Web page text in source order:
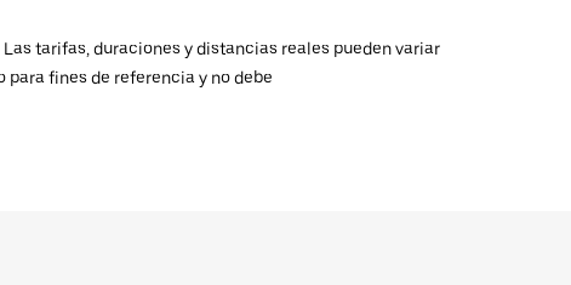
tarifas, duraciones y distancias reales pueden variar
fines de referencia y no debe